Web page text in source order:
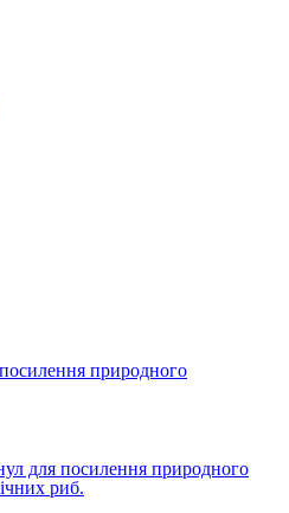
природного
для посилення природного
риб.